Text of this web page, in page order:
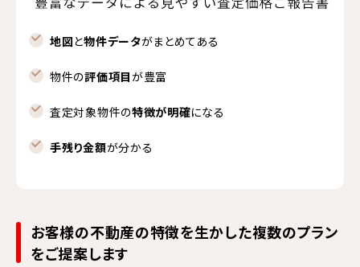
地図と物件データがまとめてある
物件の評価項目が豊富
査定対象物件の特徴が明確になる
手残り金額が分かる
お客様の不動産の特徴を生かした複数のプラン
をご提案します